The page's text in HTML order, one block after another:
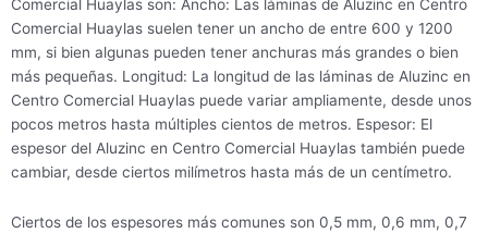
Comercial Huaylas son: Ancho: Las láminas de Aluzinc en Centro
Comercial Huaylas suelen tener un ancho de entre 600 y 1200
mm, si bien algunas pueden tener anchuras más grandes o bien
más pequeñas. Longitud: La longitud de las láminas de Aluzinc en
Centro Comercial Huaylas puede variar ampliamente, desde unos
pocos metros hasta múltiples cientos de metros. Espesor: El
espesor del Aluzinc en Centro Comercial Huaylas también puede
cambiar, desde ciertos milímetros hasta más de un centímetro.
Ciertos de los espesores más comunes son 0,5 mm, 0,6 mm, 0,7